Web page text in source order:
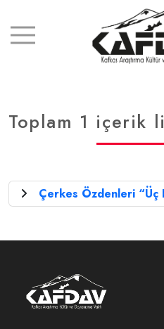
Toplam 1 içerik
Çerkes Özdenleri “Üç